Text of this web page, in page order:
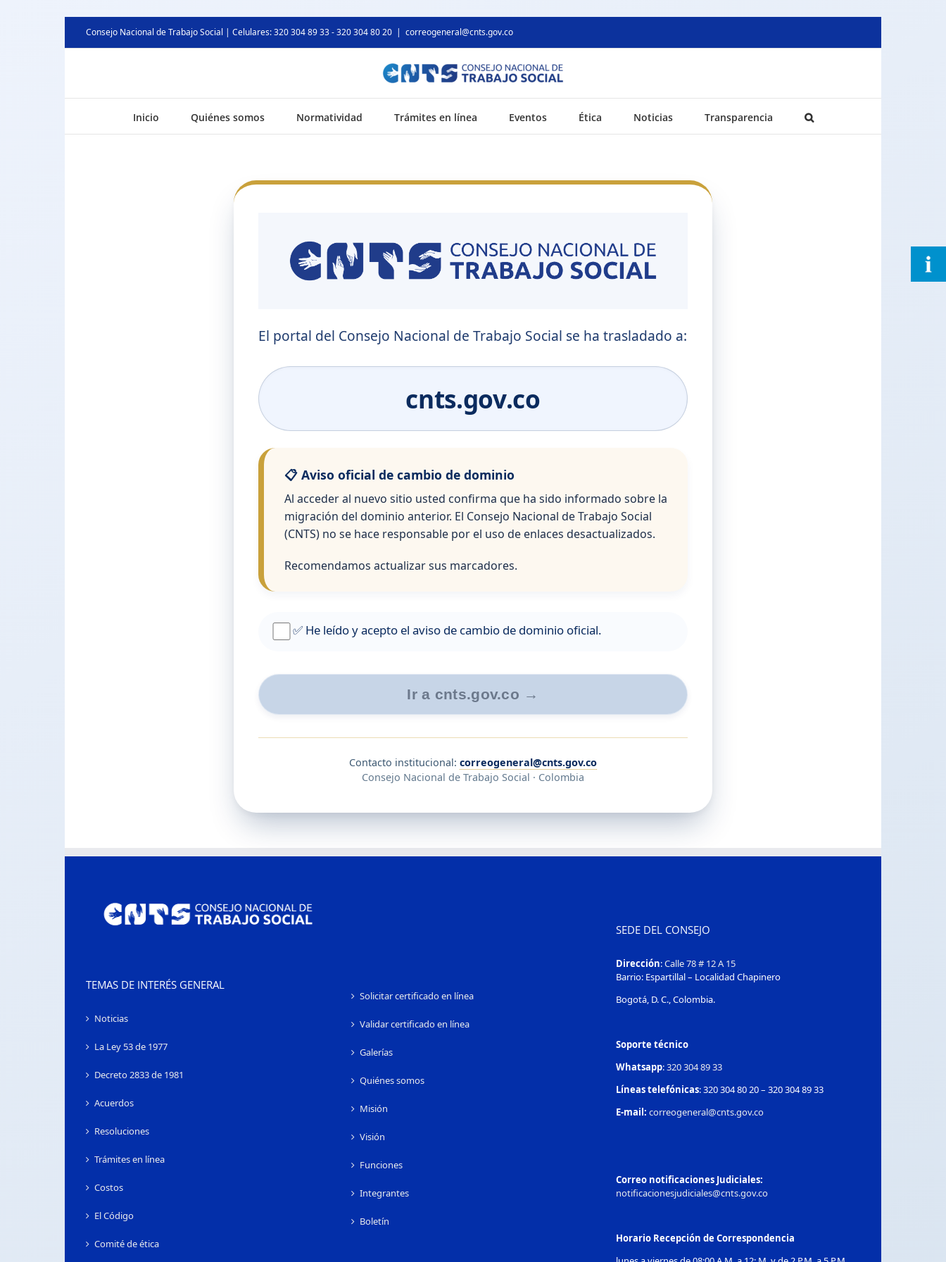
Consejo Nacional de Trabajo Social | Celulares: 320 304 89 33 - 320 304 80 20 | correogeneral@cnts.gov.co
Inicio Quiénes somos Normatividad Trámites en línea Eventos Ética Noticias Transparencia
El portal del Consejo Nacional de Trabajo Social se ha trasladado a:
cnts.gov.co
📋 Aviso oficial de cambio de dominio
Al acceder al nuevo sitio usted confirma que ha sido informado sobre la
migración del dominio anterior. El Consejo Nacional de Trabajo Social
(CNTS) no se hace responsable por el uso de enlaces desactualizados.
Recomendamos actualizar sus marcadores.
✅ He leído y acepto el aviso de cambio de dominio oficial.
Ir a cnts.gov.co →
Contacto institucional: correogeneral@cnts.gov.co
Consejo Nacional de Trabajo Social · Colombia
TEMAS DE INTERÉS GENERAL
Noticias
La Ley 53 de 1977
Decreto 2833 de 1981
Acuerdos
Resoluciones
Trámites en línea
Costos
El Código
Comité de ética
Solicitar certificado en línea
Validar certificado en línea
Galerías
Quiénes somos
Misión
Visión
Funciones
Integrantes
Boletín
SEDE DEL CONSEJO
Dirección:Calle 78 # 12 A 15
Barrio: Espartillal – Localidad Chapinero
Bogotá, D. C., Colombia.
Soporte técnico
Whatsapp:320 304 89 33
Líneas telefónicas: 320 304 80 20 – 320 304 89 33
E-mail: correogeneral@cnts.gov.co
Correo notificaciones Judiciales:
notificacionesjudiciales@cnts.gov.co
Horario Recepción de Correspondencia